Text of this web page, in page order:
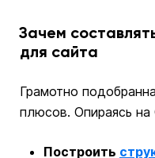
Зачем
для сайта
Грамотно
плюсов. Опираясь
Построить